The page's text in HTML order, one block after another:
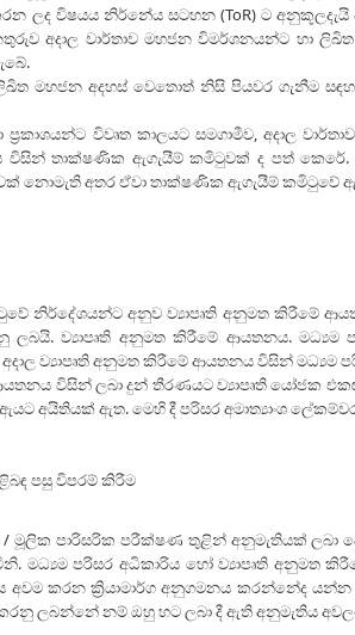
ලද විෂයය නිර්නේය සටහන (ToR) ට අනුකූලදැයි
අදාල වාර්තාව මහජන විමර්ශනයන්ට හා ලිඛිත
මහජන අදහස් වෙතොත් නිසි පියවර ගැනීම
විවෘත කාලයට සමගාමීව, අදාල
තාක්ෂණික ඇගැයීම් කමිටුවක් ද පත් කෙරේ.
නොමැති අතර ඒවා තාක්ෂණික ඇගැයීම්
නිර්දේශයන්ට අනුව ව්‍යාපෘති අනුමත කිරීමේ
ව්‍යාපෘති අනුමත කිරීමේ ආයතනය. මධ්‍යම
අදාල ව්‍යාපෘති අනුමත කිරීමේ ආයතනය විසින් මධ්‍යම
විසින් ලබා දුන් තීරණයට ව්‍යාපෘති යෝජක
අයිතියක් ඇත. මෙහි දී පරිසර අමාත්‍යාංශ
පසු විපරම් කිරීම
/ මූලික පාරිසරික පරීක්ෂණ තුළින් අනුමැතියක් ලබා
මධ්‍යම පරිසර අධිකාරිය හෝ ව්‍යාපෘති අනුමත
අවම කරන ක්‍රියාමාර්ග අනුගමනය කරන්නේද
ලබන්නේ නම් ඔහු හට ලබා දී ඇති අනුමැතිය